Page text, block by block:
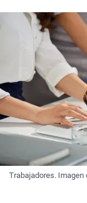
Trabajadores. Imagen